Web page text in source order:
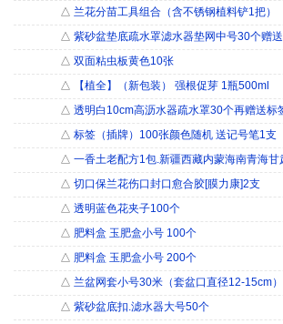
△ 兰花分苗工具组合（含不锈钢植料铲1把）
△ 紫砂盆垫底疏水罩滤水器垫网中号30个赠
△ 双面粘虫板黄色10张
△ 【植全】（新包装） 强根促芽 1瓶500ml
△ 透明白10cm高沥水器疏水罩30个再赠送标
△ 标签（插牌）100张颜色随机 送记号笔1支
△ 一香土老配方1包.新疆西藏内蒙海南青海甘
△ 切口保兰花伤口封口愈合胶[膜力康]2支
△ 透明蓝色花夹子100个
△ 肥料盒 玉肥盒小号 100个
△ 肥料盒 玉肥盒小号 200个
△ 兰盆网套小号30米（套盆口直径12-15cm）
△ 紫砂盆底扣.滤水器大号50个